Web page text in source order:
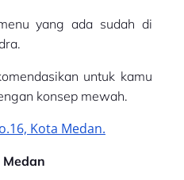
yang ada sudah di
untuk kamu
konsep mewah.
Kota Medan.
Medan